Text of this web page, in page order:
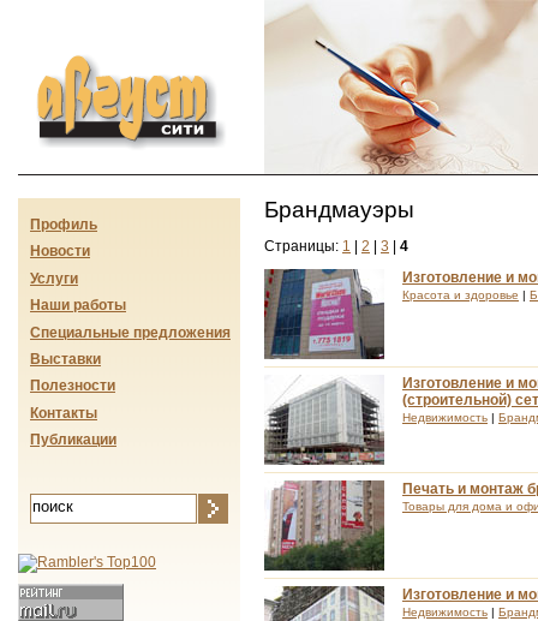
Август-сити
Брандмауэры
Страницы: 1 2 3
4
Изготовление и
Красота и здоровье
Изготовление и
(строительной)
Недвижимость
Печать и монтаж
Товары для дома и
Изготовление и
Недвижимость
Профиль
Новости
Услуги
Наши работы
Специальные предложения
Выставки
Полезности
Контакты
Публикации